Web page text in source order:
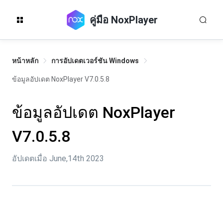
คู่มือ NoxPlayer
หน้าหลัก การอัปเดตเวอร์ชัน Windows
ข้อมูลอัปเดต NoxPlayer V7.0.5.8
ข้อมูลอัปเดต NoxPlayer
V7.0.5.8
อัปเดตเมื่อ June,14th 2023